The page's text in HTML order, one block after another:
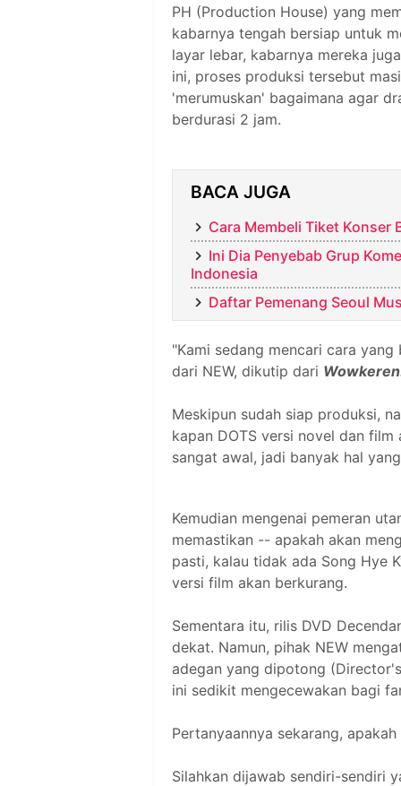
PH (Production House) yang
kabarnya tengah bersiap untuk
layar lebar, kabarnya mereka
ini, proses produksi tersebut
'merumuskan' bagaimana agar
berdurasi 2 jam.
BACA JUGA
Cara Membeli Tiket Konser
Ini Dia Penyebab Grup
Indonesia
Daftar Pemenang Seoul
"Kami sedang mencari cara
dari NEW, dikutip dari
Meskipun sudah siap produksi,
kapan DOTS versi novel dan
sangat awal, jadi banyak hal
Kemudian mengenai pemeran
memastikan -- apakah akan
pasti, kalau tidak ada Song Hye
versi film akan berkurang.
Sementara itu, rilis DVD
dekat. Namun, pihak NEW
adegan yang dipotong
ini sedikit mengecewakan bagi
Pertanyaannya sekarang,
Silahkan dijawab sendiri-sendiri